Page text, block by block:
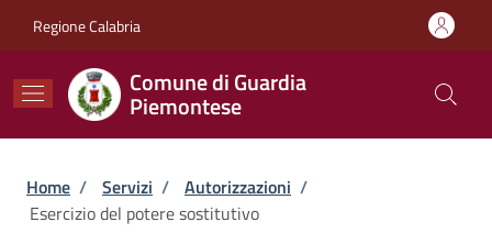
Regione Calabria
Comune di Guardia
Piemontese
Briciole di pane
Home / Servizi / Autorizzazioni /
Esercizio del potere sostitutivo